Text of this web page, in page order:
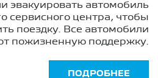
эвакуировать автомобиль
сервисного центра, чтобы
поездку. Все автомобили
пожизненную поддержку.
ПОДРОБНЕЕ